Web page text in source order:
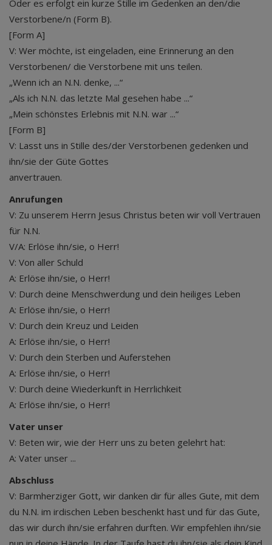
Oder es erfolgt ein kurze Stille im Gedenken an den/die
Verstorbene/n (Form B).
[Form A]
V: Wer möchte, ist eingeladen, eine Erinnerung an den
Verstorbenen/ die Verstorbene mit uns teilen.
„Wenn ich an N.N. denke, ...“
„Als ich N.N. das letzte Mal gesehen habe ...“
„Mein schönstes Erlebnis mit N.N. war ...“
[Form B]
V: Lasst uns in Stille des/der Verstorbenen gedenken und
ihn/sie der Güte Gottes
anvertrauen.
Anrufungen
V: Zu unserem Herrn Jesus Christus beten wir voll Vertrauen
für N.N.
V/A: Erlöse ihn/sie, o Herr!
V: Von aller Schuld
A: Erlöse ihn/sie, o Herr!
V: Durch deine Menschwerdung und dein heiliges Leben
A: Erlöse ihn/sie, o Herr!
V: Durch dein Kreuz und Leiden
A: Erlöse ihn/sie, o Herr!
V: Durch dein Sterben und Auferstehen
A: Erlöse ihn/sie, o Herr!
V: Durch deine Wiederkunft in Herrlichkeit
A: Erlöse ihn/sie, o Herr!
Vater unser
V: Beten wir, wie der Herr uns zu beten gelehrt hat:
A: Vater unser ...
Abschluss
V: Barmherziger Gott, wir danken dir für alles Gute, mit dem
du N.N. im irdischen Leben beschenkt hast und für das Gute,
das wir durch ihn/sie erfahren durften. Wir empfehlen ihn/sie